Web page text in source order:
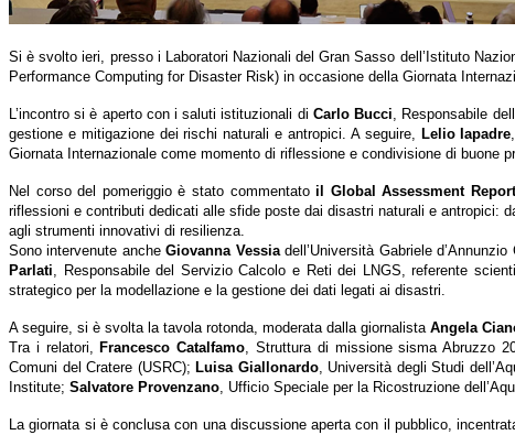
Si è svolto ieri, presso i Laboratori Nazionali del Gran Sasso dell’Istituto
Performance Computing for Disaster Risk) in occasione della Giornata
L’incontro si è aperto con i saluti istituzionali di Carlo Bucci, Responsabile
gestione e mitigazione dei rischi naturali e antropici. A seguire, Lelio Iapadre
Giornata Internazionale come momento di riflessione e condivisione di buone
Nel corso del pomeriggio è stato commentatoil Global Assessment
riflessioni e contributi dedicati alle sfide poste dai disastri naturali e antropici:
agli strumenti innovativi di resilienza.
Sono intervenute ancheGiovanna Vessiadell’Università Gabriele
Parlati, Responsabile del Servizio Calcolo e Reti dei LNGS, referente
strategico per la modellazione e la gestione dei dati legati ai disastri.
A seguire, si è svolta la tavola rotonda, moderata dalla giornalista Angela
Tra i relatori, Francesco Catalfamo, Struttura di missione sisma Abruzzo
Comuni del Cratere (USRC); Luisa Giallonardo, Università degli Studi
Institute; Salvatore Provenzano, Ufficio Speciale per la Ricostruzione
La giornata si è conclusa con una discussione aperta con il pubblico,